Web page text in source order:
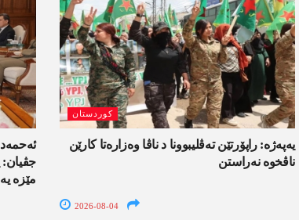
جڤیان:
مێزە یە
کوردستان
یەپەژە: راپۆرتێن تەڤلیبوونا د ناڤا وەزارەتا کارێن
ناڤخوە نەراستن
2026-08-04